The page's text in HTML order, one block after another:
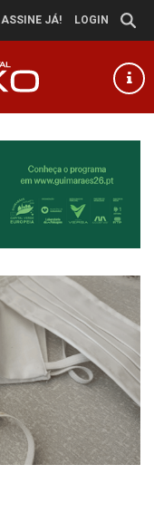
ASSINE JÁ! LOGIN